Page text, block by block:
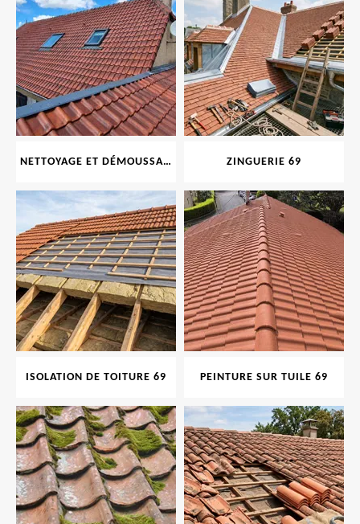
NETTOYAGE ET DÉMOUSSAGE DE TOITURE ET FAÇADE 69 ZINGUERIE 69
ISOLATION DE TOITURE 69 PEINTURE SUR TUILE 69